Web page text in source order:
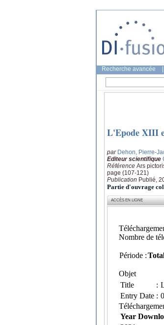
Recherche avancée
L'Epode XIII
par Dehon, Pierre-
Editeur scientifique
Référence Ars
page (107-121)
Publication Publié,
Partie d'ouvrage
ACCÈS EN LIGNE